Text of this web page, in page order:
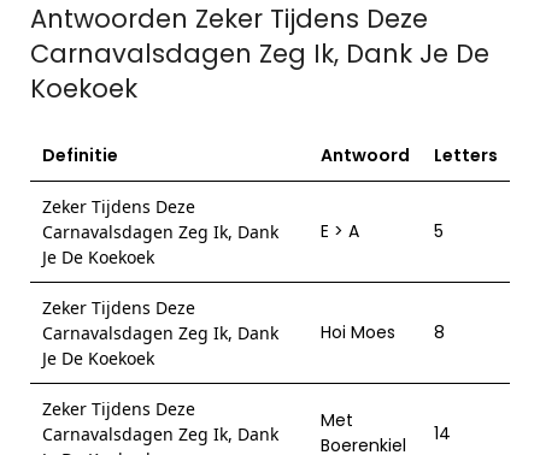
Antwoorden Zeker Tijdens Deze
Carnavalsdagen Zeg Ik, Dank Je De
Koekoek
Definitie Antwoord Letters
Zeker Tijdens Deze
Carnavalsdagen Zeg Ik, Dank
Je De Koekoek
E > A 5
Zeker Tijdens Deze
Carnavalsdagen Zeg Ik, Dank
Je De Koekoek
Hoi Moes 8
Zeker Tijdens Deze
Carnavalsdagen Zeg Ik, Dank
Met
Boerenkiel
14